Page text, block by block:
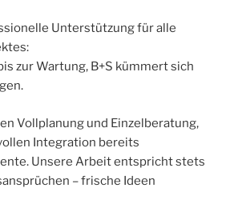
Unterstützung für alle
zur Wartung, B+S kümmert sich
Vollplanung und Einzelberatung,
Integration bereits
Unsere Arbeit entspricht stets
– frische Ideen